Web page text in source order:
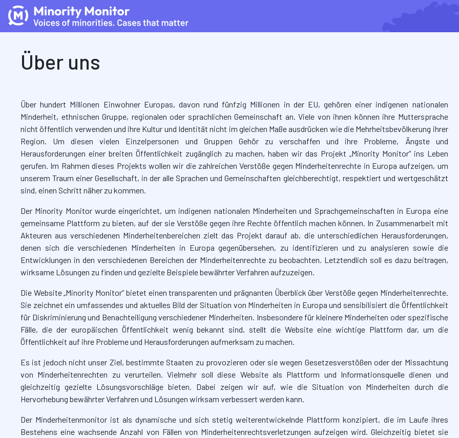
Über uns
Über hundert Millionen Einwohner Europas, davon rund fünfzig Millionen in der EU, gehören einer indigenen nationalen
Minderheit, ethnischen Gruppe, regionalen oder sprachlichen Gemeinschaft an. Viele von ihnen können ihre Muttersprache
nicht öffentlich verwenden und ihre Kultur und Identität nicht im gleichen Maße ausdrücken wie die Mehrheitsbevölkerung ihrer
Region. Um diesen vielen Einzelpersonen und Gruppen Gehör zu verschaffen und ihre Probleme, Ängste und
Herausforderungen einer breiten Öffentlichkeit zugänglich zu machen, haben wir das Projekt „Minority Monitor“ ins Leben
gerufen. Im Rahmen dieses Projekts wollen wir die zahlreichen Verstöße gegen Minderheitenrechte in Europa aufzeigen, um
unserem Traum einer Gesellschaft, in der alle Sprachen und Gemeinschaften gleichberechtigt, respektiert und wertgeschätzt
sind, einen Schritt näher zu kommen.
Der Minority Monitor wurde eingerichtet, um indigenen nationalen Minderheiten und Sprachgemeinschaften in Europa eine
gemeinsame Plattform zu bieten, auf der sie Verstöße gegen ihre Rechte öffentlich machen können. In Zusammenarbeit mit
Akteuren aus verschiedenen Minderheitenbereichen zielt das Projekt darauf ab, die unterschiedlichen Herausforderungen,
denen sich die verschiedenen Minderheiten in Europa gegenübersehen, zu identifizieren und zu analysieren sowie die
Entwicklungen in den verschiedenen Bereichen der Minderheitenrechte zu beobachten. Letztendlich soll es dazu beitragen,
wirksame Lösungen zu finden und gezielte Beispiele bewährter Verfahren aufzuzeigen.
Die Website „Minority Monitor“ bietet einen transparenten und prägnanten Überblick über Verstöße gegen Minderheitenrechte.
Sie zeichnet ein umfassendes und aktuelles Bild der Situation von Minderheiten in Europa und sensibilisiert die Öffentlichkeit
für Diskriminierung und Benachteiligung verschiedener Minderheiten. Insbesondere für kleinere Minderheiten oder spezifische
Fälle, die der europäischen Öffentlichkeit wenig bekannt sind, stellt die Website eine wichtige Plattform dar, um die
Öffentlichkeit auf ihre Probleme und Herausforderungen aufmerksam zu machen.
Es ist jedoch nicht unser Ziel, bestimmte Staaten zu provozieren oder sie wegen Gesetzesverstößen oder der Missachtung
von Minderheitenrechten zu verurteilen. Vielmehr soll diese Website als Plattform und Informationsquelle dienen und
gleichzeitig gezielte Lösungsvorschläge bieten. Dabei zeigen wir auf, wie die Situation von Minderheiten durch die
Hervorhebung bewährter Verfahren und Lösungen wirksam verbessert werden kann.
Der Minderheitenmonitor ist als dynamische und sich stetig weiterentwickelnde Plattform konzipiert, die im Laufe ihres
Bestehens eine wachsende Anzahl von Fällen von Minderheitenrechtsverletzungen aufzeigen wird. Gleichzeitig bietet sie